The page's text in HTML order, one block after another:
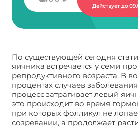
Действует до
По существующей сегодня
яичника встречается у семи
репродуктивного возраста. В
процентах случаев
процесс затрагивает левый
это происходит во время
при которых фолликул не
созревании, а продолжает